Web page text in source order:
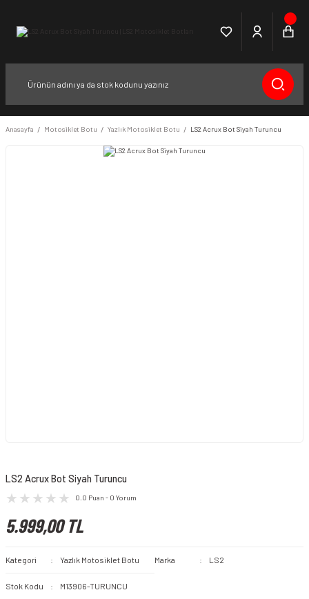
Anasayfa Motosiklet Botu Yazlık Motosiklet Botu LS2 Acrux Bot Siyah Turuncu
LS2 Acrux Bot Siyah Turuncu
0.0 Puan - 0 Yorum
5.999,00 TL
Kategori Yazlık Motosiklet Botu Marka LS2
Stok Kodu M13906-TURUNCU